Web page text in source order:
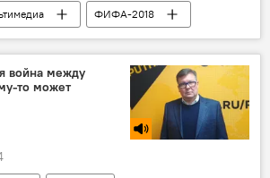
ФИФА-2018
Лучшие видео о чемпионате мира по футболу-2018 в России
2018 года в России
Весь мир
война между
то может